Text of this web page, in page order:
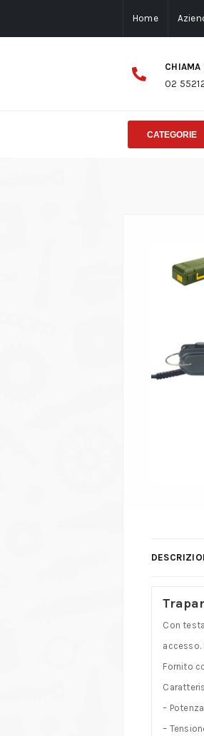
Home
CHIAMA
02
CATEGORIE
Con
accesso.
Fornito
–
–